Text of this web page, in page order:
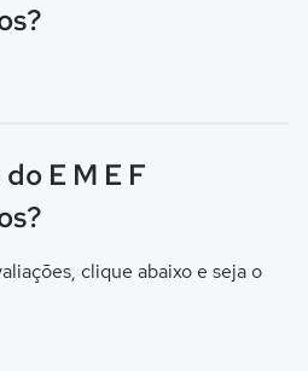
E M E F
clique abaixo e seja o